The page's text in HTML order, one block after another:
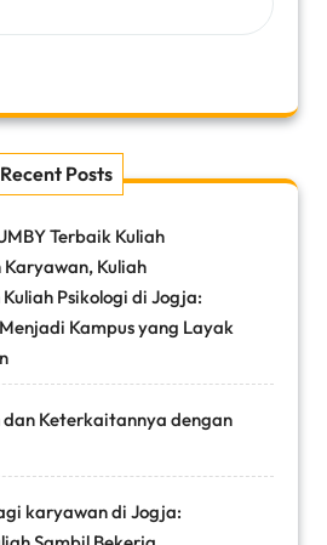
Recent Posts
Terbaik Kuliah
Kuliah
Psikologi di Jogja:
Kampus yang Layak
Keterkaitannya dengan
karyawan di Jogja: